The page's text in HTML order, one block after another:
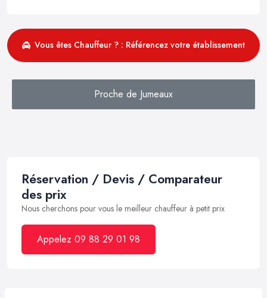
Vous êtes Chauffeur ? : Référencez votre établissement
Proche de Jumeaux
Réservation / Devis / Comparateur
des prix
Nous cherchons pour vous le meilleur chauffeur à petit prix
Appelez 09 88 29 01 98